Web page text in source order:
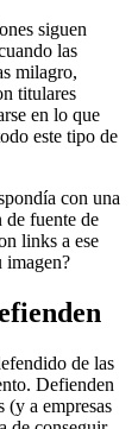
siguen
las
milagro,
titulares
en lo que
este tipo de
con una
de fuente de
links a ese
imagen?
de las
Defienden
(y a empresas